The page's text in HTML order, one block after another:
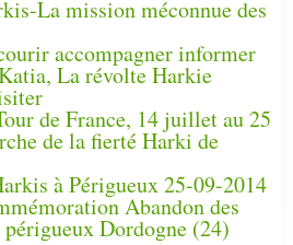
La mission méconnue des
accompagner informer
La révolte Harkie
de France, 14 juillet au 25
de la fierté Harki de
à Périgueux 25-09-2014
Abandon des
Dordogne (24)